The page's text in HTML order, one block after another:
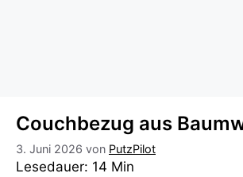
Couchbezug aus
3. Juni 2026 von PutzPilot
Lesedauer: 14 Min